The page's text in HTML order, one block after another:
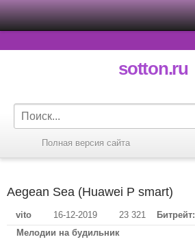
sotton.ru
Полная версия сайта
Aegean Sea (Huawei P smart)
vito 16-12-2019 23 321 Битрейт:
Мелодии на будильник